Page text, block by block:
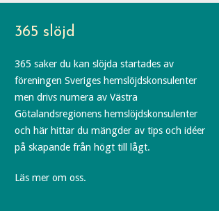
365 slöjd
365 saker du kan slöjda startades av
föreningen Sveriges hemslöjdskonsulenter
men drivs numera av Västra
Götalandsregionens hemslöjdskonsulenter
och här hittar du mängder av tips och idéer
på skapande från högt till lågt.
Läs mer om oss.